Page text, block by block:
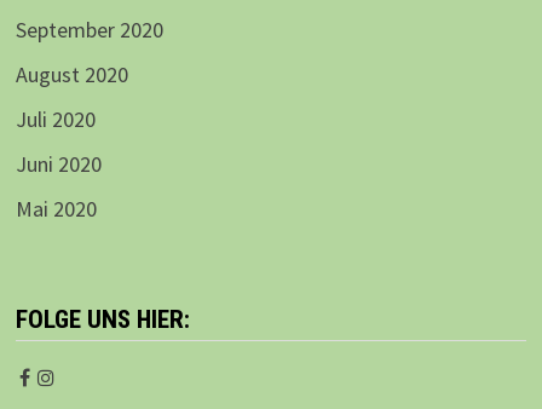
September 2020
August 2020
Juli 2020
Juni 2020
Mai 2020
FOLGE UNS HIER: